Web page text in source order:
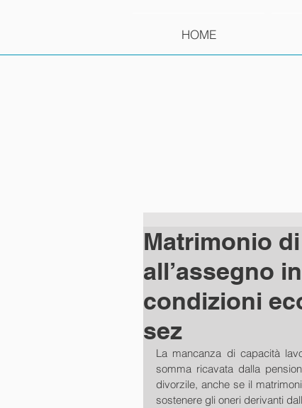
HOME
Matrimonio
all’assegno
condizioni
sez
La mancanza di capacità
somma ricavata dalla
divorzile, anche se il
sostenere gli oneri derivanti